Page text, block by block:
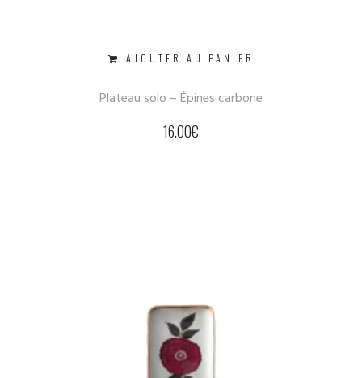
AJOUTER AU PANIER
Plateau solo – Épines carbone
16.00€